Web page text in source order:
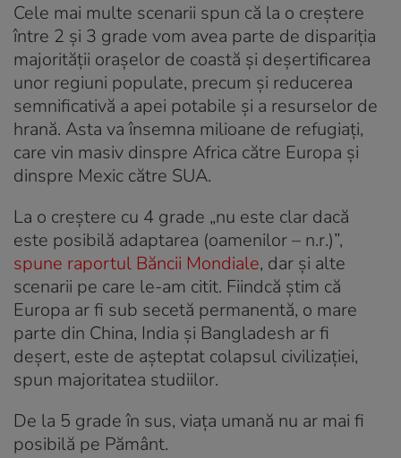
Cele mai multe scenarii spun că la o creștere
între 2 și 3 grade vom avea parte de dispariția
majorității orașelor de coastă și deșertificarea
unor regiuni populate, precum și reducerea
semnificativă a apei potabile și a resurselor de
hrană. Asta va însemna milioane de refugiați,
care vin masiv dinspre Africa către Europa și
dinspre Mexic către SUA.
La o creștere cu 4 grade „nu este clar dacă
este posibilă adaptarea (oamenilor – n.r.)”,
spune raportul Băncii Mondiale, dar și alte
scenarii pe care le-am citit. Fiindcă știm că
Europa ar fi sub secetă permanentă, o mare
parte din China, India și Bangladesh ar fi
deșert, este de așteptat colapsul civilizației,
spun majoritatea studiilor.
De la 5 grade în sus, viața umană nu ar mai fi
posibilă pe Pământ.